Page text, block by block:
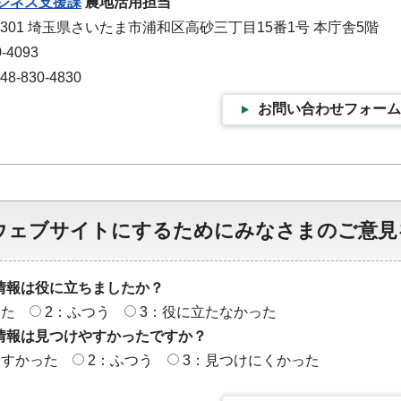
埼玉県さいたま市浦和区高砂三丁目15番1号 本庁舎5階
4093
830-4830
お問い合わせフォーム
ェブサイトにするためにみなさまのご意
報は役に立ちましたか？
2：ふつう
3：役に立たなかった
報は見つけやすかったですか？
かった
2：ふつう 3：見つけにくかった